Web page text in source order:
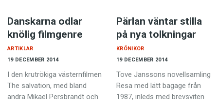
Danskarna odlar
knölig filmgenre
19 DECEMBER 2014
ARTIKLAR
I den krutrökiga västernfilmen
The salvation, med bland
andra Mikael Persbrandt och
Pärlan väntar stilla
på nya tolkningar
19 DECEMBER 2014
KRÖNIKOR
Tove Janssons novellsamling
Resa med lätt bagage från
1987, inleds med brevsviten